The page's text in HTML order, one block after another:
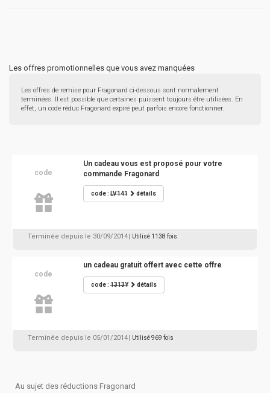
Les offres promotionnelles que vous avez manquées
Les offres de remise pour Fragonard ci-dessous sont normalement
terminées. Il est possible que certaines puissent toujours être utilisées. En
effet, un code réduc Fragonard expiré peut parfois encore fonctionner.
code
Un cadeau vous est proposé pour votre
commande Fragonard
code :LV141 détails
Terminée depuis le 30/09/2014 | Utilisé 1138 fois
code
un cadeau gratuit offert avec cette offre
code :1313Y détails
Terminée depuis le 05/01/2014 | Utilisé 969 fois
Au sujet des réductions Fragonard